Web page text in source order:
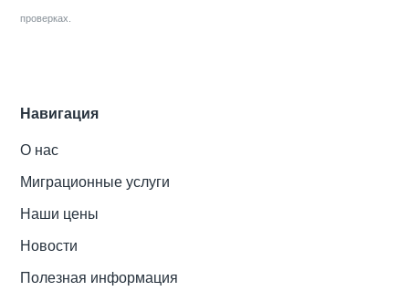
проверках.
Навигация
О нас
Миграционные услуги
Наши цены
Новости
Полезная информация